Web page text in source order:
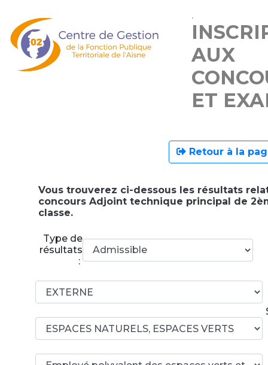
.
AUX
ET
Retour à la
Vous trouverez ci-dessous les résultats
concours Adjoint technique principal de
classe.
Type de
résultats
: